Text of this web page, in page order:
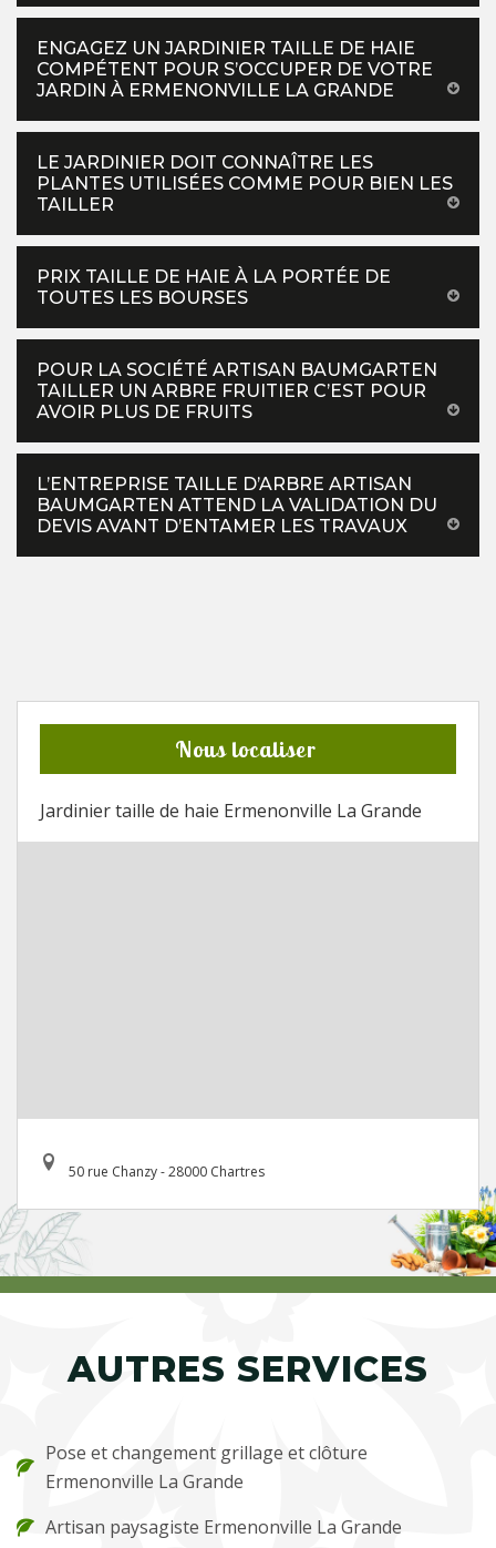
ENGAGEZ UN JARDINIER TAILLE DE HAIE
COMPÉTENT POUR S’OCCUPER DE VOTRE
JARDIN À ERMENONVILLE LA GRANDE
LE JARDINIER DOIT CONNAÎTRE LES
PLANTES UTILISÉES COMME POUR BIEN LES
TAILLER
PRIX TAILLE DE HAIE À LA PORTÉE DE
TOUTES LES BOURSES
POUR LA SOCIÉTÉ ARTISAN BAUMGARTEN
TAILLER UN ARBRE FRUITIER C’EST POUR
AVOIR PLUS DE FRUITS
L’ENTREPRISE TAILLE D’ARBRE ARTISAN
BAUMGARTEN ATTEND LA VALIDATION DU
DEVIS AVANT D’ENTAMER LES TRAVAUX
Nous localiser
Jardinier taille de haie Ermenonville La Grande
50 rue Chanzy - 28000 Chartres
AUTRES SERVICES
Pose et changement grillage et clôture
Ermenonville La Grande
Artisan paysagiste Ermenonville La Grande